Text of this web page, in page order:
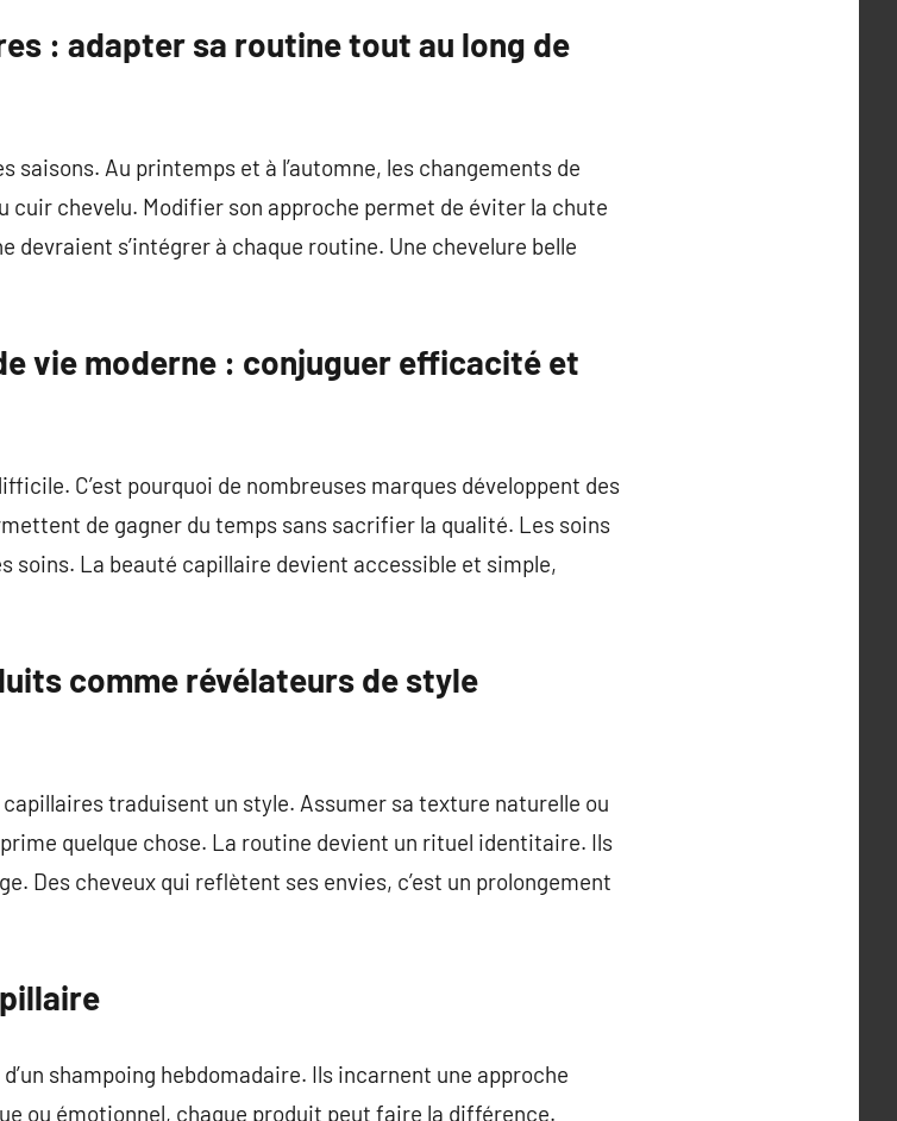
: adapter sa routine tout au long de
saisons. Au printemps et à l’automne, les changements de
chevelu. Modifier son approche permet de éviter la chute
devraient s’intégrer à chaque routine. Une chevelure belle
vie moderne : conjuguer efficacité et
C’est pourquoi de nombreuses marques développent des
de gagner du temps sans sacrifier la qualité. Les soins
soins. La beauté capillaire devient accessible et simple,
comme révélateurs de style
traduisent un style. Assumer sa texture naturelle ou
quelque chose. La routine devient un rituel identitaire. Ils
Des cheveux qui reflètent ses envies, c’est un prolongement
shampoing hebdomadaire. Ils incarnent une approche
ou émotionnel, chaque produit peut faire la différence.